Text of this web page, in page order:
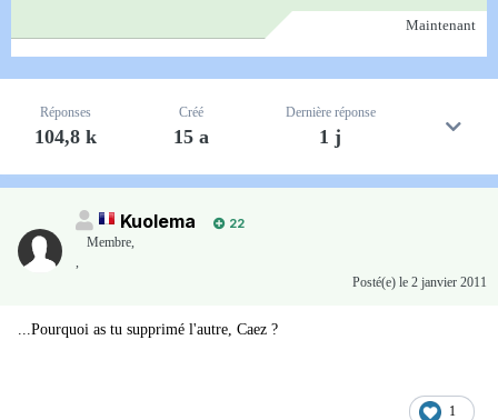
Maintenant
Réponses
104,8 k
Créé
15 a
Dernière réponse
1 j
Kuolema
22
Membre,
,
Posté(e) le 2 janvier 2011
...Pourquoi as tu supprimé l'autre, Caez ?
1